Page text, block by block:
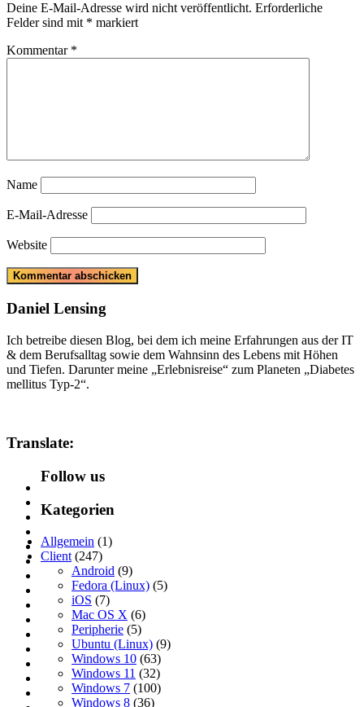
Deine E-Mail-Adresse wird nicht veröffentlicht. Erforderliche
Felder sind mit * markiert
Kommentar *
Name
E-Mail-Adresse
Website
Daniel Lensing
Ich betreibe diesen Blog, bei dem ich meine Erfahrungen aus der IT
& dem Berufsalltag sowie dem Wahnsinn des Lebens mit Höhen
und Tiefen. Darunter meine „Erlebnisreise“ zum Planeten „Diabetes
mellitus Typ-2“.
Translate:
Follow us
Kategorien
Allgemein (1)
Client (247)
Android (9)
Fedora (Linux) (5)
iOS (7)
Mac OS X (6)
Peripherie (5)
Ubuntu (Linux) (9)
Windows 10 (63)
Windows 11 (32)
Windows 7 (100)
Windows 8 (36)